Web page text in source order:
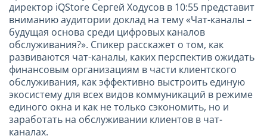
директор iQStore Сергей Ходусов в 10:55 представит
вниманию аудитории доклад на тему «Чат-каналы –
будущая основа среди цифровых каналов
обслуживания?». Спикер расскажет о том, как
развиваются чат-каналы, каких перспектив ожидать
финансовым организациям в части клиентского
обслуживания, как эффективно выстроить единую
экосистему для всех видов коммуникаций в режиме
единого окна и как не только сэкономить, но и
заработать на обслуживании клиентов в чат-
каналах.